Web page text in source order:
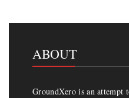
ABOUT
GroundXero is an attempt